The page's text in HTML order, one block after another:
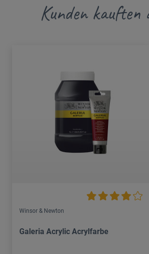
Kunden kauften
Winsor & Newton
Galeria Acrylic Acrylfarbe